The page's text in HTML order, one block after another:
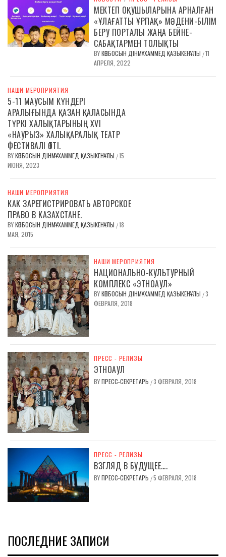
МЕКТЕП ОҚУШЫЛАРЫНА АРНАЛҒАН
«ҰЛАҒАТТЫ ҰРПАҚ» МӘДЕНИ-БІЛІМ
БЕРУ ПОРТАЛЫ ЖАҢА БЕЙНЕ-
САБАҚТАРМЕН ТОЛЫҚТЫ
BYКӨПБОСЫН ДІНМҰХАММЕД ҚАЗЫКЕНҰЛЫ /11
АПРЕЛЯ, 2022
НАШИ МЕРОПРИЯТИЯ
5-11 МАУСЫМ КҮНДЕРІ
АРАЛЫҒЫНДА ҚАЗАН ҚАЛАСЫНДА
ТҮРКІ ХАЛЫҚТАРЫНЫҢ XVI
«НАУРЫЗ» ХАЛЫҚАРАЛЫҚ ТЕАТР
ФЕСТИВАЛІ ӨТТІ.
BYКӨПБОСЫН ДІНМҰХАММЕД ҚАЗЫКЕНҰЛЫ /15
ИЮНЯ, 2023
НАШИ МЕРОПРИЯТИЯ
КАК ЗАРЕГИСТРИРОВАТЬ АВТОРСКОЕ
ПРАВО В КАЗАХСТАНЕ.
BYКӨПБОСЫН ДІНМҰХАММЕД ҚАЗЫКЕНҰЛЫ /18
МАЯ, 2015
НАШИ МЕРОПРИЯТИЯ
НАЦИОНАЛЬНО-КУЛЬТУРНЫЙ
КОМПЛЕКС «ЭТНОАУЛ»
BYКӨПБОСЫН ДІНМҰХАММЕД ҚАЗЫКЕНҰЛЫ /3
ФЕВРАЛЯ, 2018
ПРЕСС - РЕЛИЗЫ
ЭТНОАУЛ
BYПРЕСС-СЕКРЕТАРЬ /3 ФЕВРАЛЯ, 2018
ПРЕСС - РЕЛИЗЫ
ВЗГЛЯД В БУДУЩЕЕ….
BYПРЕСС-СЕКРЕТАРЬ /5 ФЕВРАЛЯ, 2018
ПОСЛЕДНИЕ ЗАПИСИ